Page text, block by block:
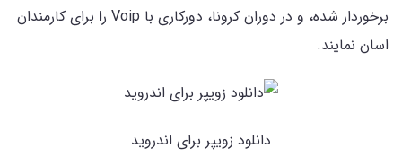
برخوردار شده، و در دوران کرونا، دورکاری با Voip را برای کارمندان
اسان نمایند.
دانلود زویپر برای اندروید